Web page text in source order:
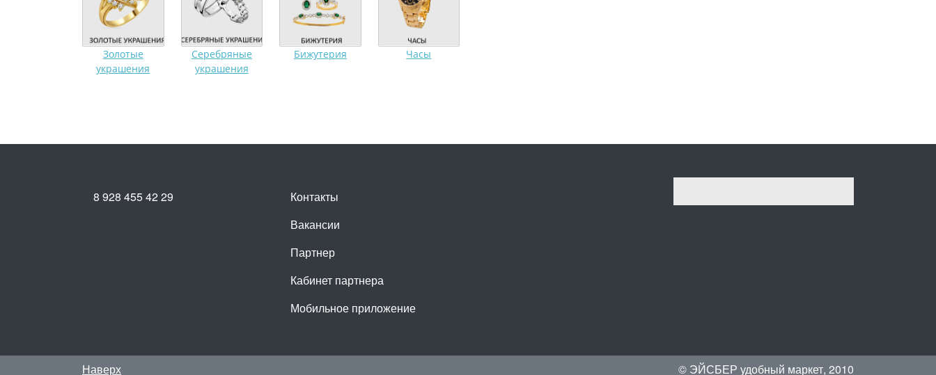
Золотые
украшения
Серебряные
украшения
Бижутерия Часы
Контакты
Вакансии
Партнер
Кабинет партнера
Мобильное приложение
8 928 455 42 29
Наверх © ЭЙСБЕР удобный маркет, 2010